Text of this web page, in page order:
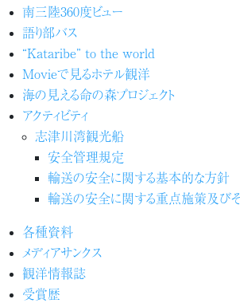
南三陸360度ビュー
語り部バス
“Kataribe” to the world
Movieで見るホテル観洋
海の見える命の森プロジェクト
アクティビティ
志津川湾観光船
安全管理規定
輸送の安全に関する基本的な方針
輸送の安全に関する重点施策及び
各種資料
メディアサンクス
観洋情報誌
受賞歴